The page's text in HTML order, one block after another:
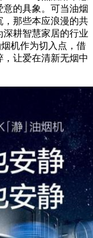
的具象。可当油烟
，那些本应浪漫的共
耕智慧家居的行业
机作为切入点，借
让爱在清新无烟中